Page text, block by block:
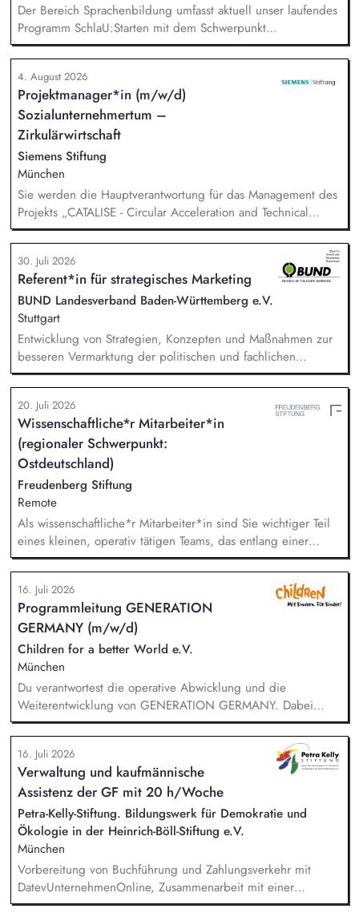
Der Bereich Sprachenbildung umfasst aktuell unser laufendes
Programm SchlaU:Starten mit dem Schwerpunkt
"Alphabetisierung in DaZ für die Grundschule" sowie
zukünftig weitere auf Unterrichtsmaterial bezogene Projekte
mit den Schwerpunkten sprachensensibles und
rassismuskritisches Deutschlernen von der Grundschule bis in
die Berufliche Bildung. Der Bereich Sprachenbildung
entwickelt in seinen Projekten dazu zielgruppengerechte und
innovative Unterrichtsmaterialien und begleitet pädagogische
Fachkräfte mit daran angeschlossenen
Weiterbildungsangeboten online wie offline.
4. August 2026
Projektmanager*in (m/w/d)
Sozialunternehmertum –
Zirkulärwirtschaft
Siemens Stiftung
München
Sie werden die Hauptverantwortung für das Management des
Projekts „CATALISE - Circular Acceleration and Technical
Assistance for Local Innovation and Sustainable Enterprises
30. Juli 2026
Referent*in für strategisches Marketing
BUND Landesverband Baden-Württemberg e.V.
Stuttgart
Entwicklung von Strategien, Konzepten und Maßnahmen zur
besseren Vermarktung der politischen und fachlichen
Aktivitäten des BUND Baden-Württemberg, Beratung,
Unterstützung und Qualifizierung der Haupt- und
Ehrenamtlichen im BUND zur Verbesserung der öffentlichen
Sichtbarkeit des BUND, Konzeptionelle Begleitung des
BUND-Auftritts bei Veranstaltungen, Aktionen u.ä.
20. Juli 2026
Wissenschaftliche*r Mitarbeiter*in
(regionaler Schwerpunkt:
Ostdeutschland)
Freudenberg Stiftung
Remote
Als wissenschaftliche*r Mitarbeiter*in sind Sie wichtiger Teil
eines kleinen, operativ tätigen Teams, das entlang einer
klaren Programmatik langfristig soziale Innovation
implementiert. Sie unterstützen die Geschäftsführung bei der
Umsetzung der Stiftungsprogrammatik und entwickeln dabei
die Internationalisierungsstrategie der Stiftung weiter. Sie
übersetzen wissenschaftliche Erkenntnisse in
alltagsangebundene Handlungsansätze entlang unserer
Stiftungsprogrammatik.
16. Juli 2026
Programmleitung GENERATION
GERMANY (m/w/d)
Children for a better World e.V.
München
Du verantwortest die operative Abwicklung und die
Weiterentwicklung von GENERATION GERMANY. Dabei
arbeitest Du im Team und auch eng mit unserem Vorstand
zusammen und übernimmst Verantwortung für die Strategie,
die Umsetzung und das Wachstum des Programms. Dazu
gehören insbesondere: Inhaltliche, strategische und
organisatorische Weiterentwicklung des Programms,
Konzeption, Planung und Durchführung unserer
Demokratieveranstaltungen, Moderation der Veranstaltungen
und Vorbereitung der Panelgäste.
16. Juli 2026
Verwaltung und kaufmännische
Assistenz der GF mit 20 h/Woche
Petra-Kelly-Stiftung. Bildungswerk für Demokratie und
Ökologie in der Heinrich-Böll-Stiftung e.V.
München
Vorbereitung von Buchführung und Zahlungsverkehr mit
DatevUnternehmenOnline, Zusammenarbeit mit einer
Steuerkanzlei, Zuarbeit Wirtschaftsprüfung bei der Erstellung